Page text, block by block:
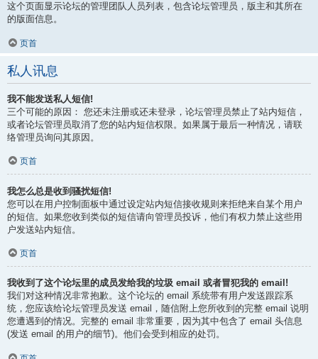
这个页面显示论坛的管理团队人员列表，包含论坛管理员，版主和其所在
的版面信息。
页首
私人讯息
我不能发送私人短信!
三个可能的原因： 您还未注册或还未登录，论坛管理员禁止了站内短信，
或者论坛管理员取消了您的站内短信权限。如果属于最后一种情况，请联
络管理员询问其原因。
页首
我怎么总是收到骚扰短信!
您可以在用户控制面板中通过设定站内短信接收规则来拒绝来自某个用户
的短信。如果您收到类似的短信请向管理员投诉，他们有权力禁止这些用
户发送站内短信。
页首
我收到了这个论坛里的成员发给我的垃圾 email 或者冒犯我的 email!
我们对这种情况非常抱歉。这个论坛的 email 系统带有用户发送跟踪系
统，您应该给论坛管理员发送 email，随信附上您所收到的完整 email 说明
您遭遇到的情况。完整的 email 非常重要，因为其中包含了 email 头信息
(发送 email 的用户的细节)。他们会受到相应的处罚。